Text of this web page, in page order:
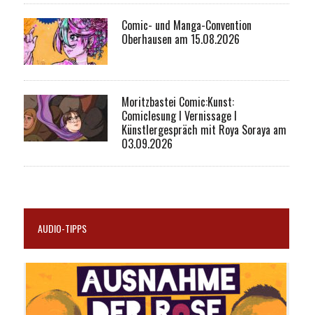
Comic- und Manga-Convention
Oberhausen am 15.08.2026
Moritzbastei Comic:Kunst:
Comiclesung I Vernissage I
Künstlergespräch mit Roya Soraya am
03.09.2026
AUDIO-TIPPS